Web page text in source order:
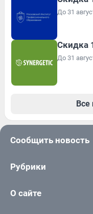
До 31
Скидка
До 31
Все
Сообщить новость
Рубрики
О сайте